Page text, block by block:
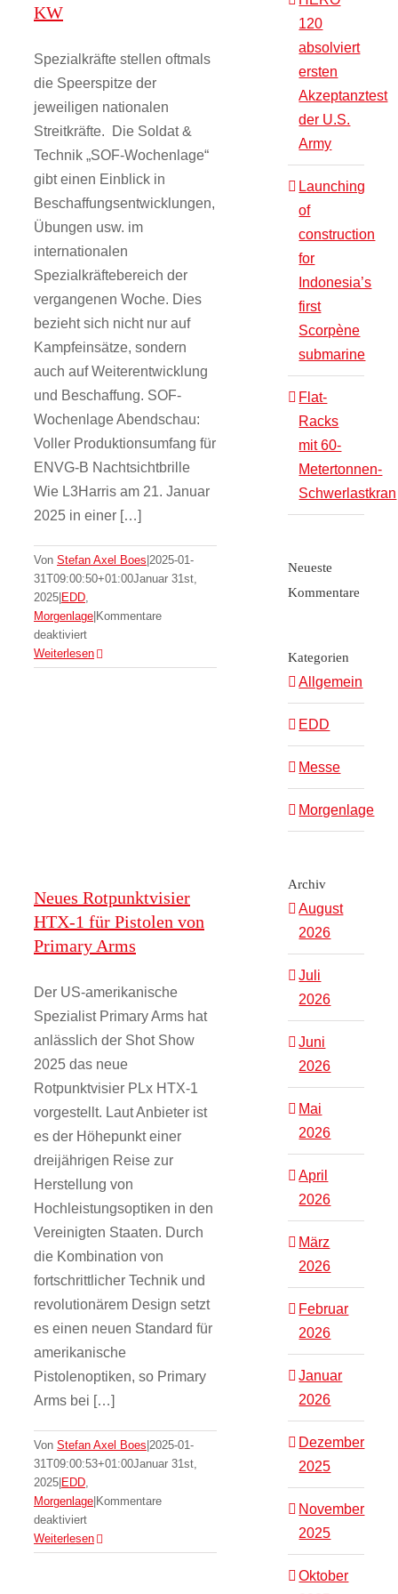
KW
Spezialkräfte stellen oftmals
die Speerspitze der
jeweiligen nationalen
Streitkräfte. Die Soldat &
Technik „SOF-Wochenlage“
gibt einen Einblick in
Beschaffungsentwicklungen,
Übungen usw. im
internationalen
Spezialkräftebereich der
vergangenen Woche. Dies
bezieht sich nicht nur auf
Kampfeinsätze, sondern
auch auf Weiterentwicklung
und Beschaffung. SOF-
Wochenlage Abendschau:
Voller Produktionsumfang für
ENVG-B Nachtsichtbrille
Wie L3Harris am 21. Januar
2025 in einer […]
Von Stefan Axel Boes 2025-01-
31T09:00:50+01:00Januar 31st,
2025 EDD,
Morgenlage Kommentare
deaktiviertfür
SOF-
Wochenlage
Weiterlesen
Neues
Rotpunktvisier
Neues Rotpunktvisier
HTX-1 für Pistolen von
Primary Arms
Der US-amerikanische
Spezialist Primary Arms hat
anlässlich der Shot Show
2025 das neue
Rotpunktvisier PLx HTX-1
vorgestellt. Laut Anbieter ist
es der Höhepunkt einer
dreijährigen Reise zur
Herstellung von
Hochleistungsoptiken in den
Vereinigten Staaten. Durch
die Kombination von
fortschrittlicher Technik und
revolutionärem Design setzt
es einen neuen Standard für
amerikanische
Pistolenoptiken, so Primary
Arms bei […]
Von Stefan Axel Boes 2025-01-
31T09:00:53+01:00Januar 31st,
2025 EDD,
Morgenlage Kommentare
deaktiviertfür
Neues
Rotpunktvisier
Weiterlesen
120
absolviert
ersten
Akzeptanztest
der U.S.
Army
Launching
of
construction
for
Indonesia’s
first
Scorpène
submarine
Flat-
Racks
mit 60-
Metertonnen-
Schwerlastkran
Neueste
Kommentare
Kategorien
Allgemein
EDD
Messe
Morgenlage
Archiv
August
2026
Juli
2026
Juni
2026
Mai
2026
April
2026
März
2026
Februar
2026
Januar
2026
Dezember
2025
November
2025
Oktober